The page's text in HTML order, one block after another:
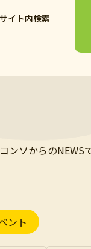
サイト内検索
ンソからのNEWSで
ント